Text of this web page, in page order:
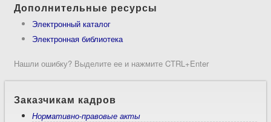
Дополнительные ресурсы
Электронный каталог
Электронная библиотека
Нашли ошибку? Выделите ее и нажмите CTRL+Enter
Заказчикам кадров
Нормативно-правовые акты